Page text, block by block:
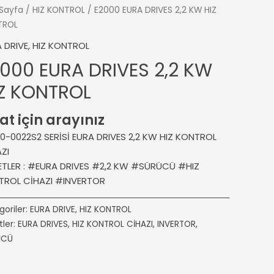
/ HIZ KONTROL/ E2000 EURA DRIVES 2,2 KW HIZ
DRIVE,HIZ KONTROL
EURA DRIVES 2,2 KW
KONTROL
için arayınız
0022S2 SERİSİ EURA DRIVES 2,2 KW HIZ KONTROL
: #EURA DRIVES #2,2 KW #SÜRÜCÜ #HIZ
CİHAZI #INVERTOR
EURA DRIVE, HIZ KONTROL
EURA DRIVES, HIZ KONTROL CİHAZI, INVERTOR,